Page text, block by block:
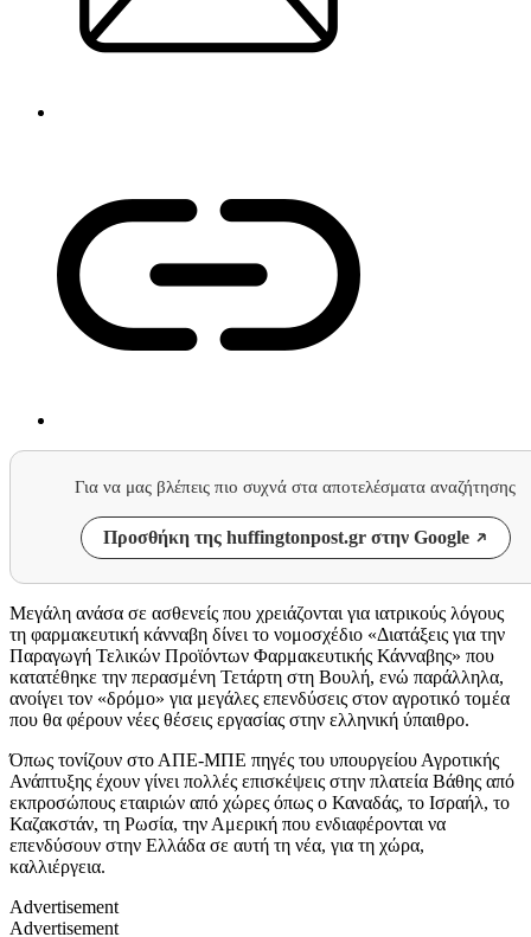
Για να μας βλέπεις πιο συχνά στα αποτελέσματα αναζήτησης
Προσθήκη της huffingtonpost.gr στην Google
Μεγάλη ανάσα σε ασθενείς που χρειάζονται για ιατρικούς λόγους
τη φαρμακευτική κάνναβη δίνει το νομοσχέδιο «Διατάξεις για την
Παραγωγή Τελικών Προϊόντων Φαρμακευτικής Κάνναβης» που
κατατέθηκε την περασμένη Τετάρτη στη Βουλή, ενώ παράλληλα,
ανοίγει τον «δρόμο» για μεγάλες επενδύσεις στον αγροτικό τομέα
που θα φέρουν νέες θέσεις εργασίας στην ελληνική ύπαιθρο.
Όπως τονίζουν στο ΑΠΕ-ΜΠΕ πηγές του υπουργείου Αγροτικής
Ανάπτυξης έχουν γίνει πολλές επισκέψεις στην πλατεία Βάθης από
εκπροσώπους εταιριών από χώρες όπως ο Καναδάς, το Ισραήλ, το
Καζακστάν, τη Ρωσία, την Αμερική που ενδιαφέρονται να
επενδύσουν στην Ελλάδα σε αυτή τη νέα, για τη χώρα,
καλλιέργεια.
Advertisement
Advertisement